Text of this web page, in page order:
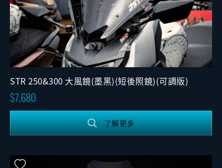
STR 250&300 大風鏡(墨黑)(短後照鏡)(可調版)
7,680
了解更多